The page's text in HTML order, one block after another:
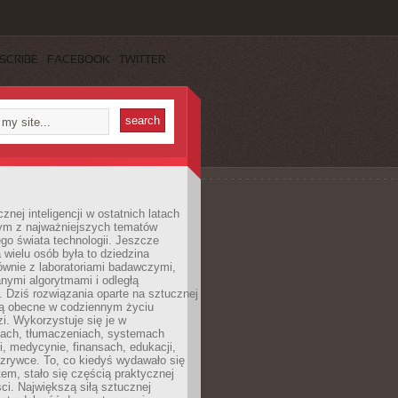
FACEBOOK TWITTER
inteligencji w ostatnich latach
z najważniejszych tematów
świata technologii. Jeszcze
wielu osób była to dziedzina
z laboratoriami badawczymi,
algorytmami i odległą
Dziś rozwiązania oparte na sztucznej
obecne w codziennym życiu
Wykorzystuje się je w
tłumaczeniach, systemach
medycynie, finansach, edukacji,
To, co kiedyś wydawało się
stało się częścią praktycznej
Największą siłą sztucznej